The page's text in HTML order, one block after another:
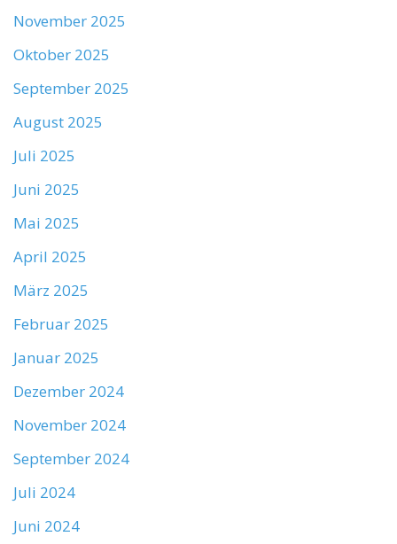
November 2025
Oktober 2025
September 2025
August 2025
Juli 2025
Juni 2025
Mai 2025
April 2025
März 2025
Februar 2025
Januar 2025
Dezember 2024
November 2024
September 2024
Juli 2024
Juni 2024